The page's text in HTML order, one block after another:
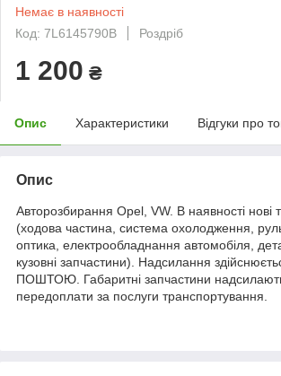
Немає в наявності
Код: 7L6145790B
Роздріб
1 200 ₴
Опис Характеристики Відгуки про
Опис
Авторозбирання Opel, VW. В наявності нові
(ходова частина, система охолодження,
оптика, електрообладнання автомобіля,
кузовні запчастини). Надсилання
ПОШТОЮ. Габаритні запчастини
передоплати за послуги транспортування.